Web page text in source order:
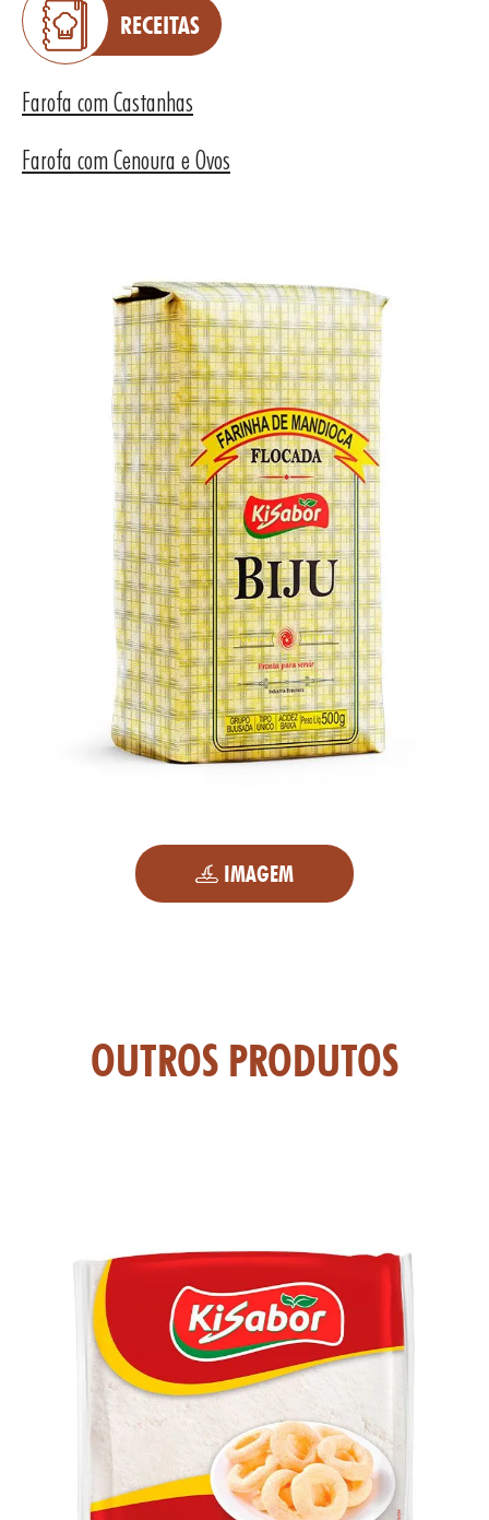
RECEITAS
Farofa com Castanhas
Farofa com Cenoura e Ovos
IMAGEM
OUTROS PRODUTOS